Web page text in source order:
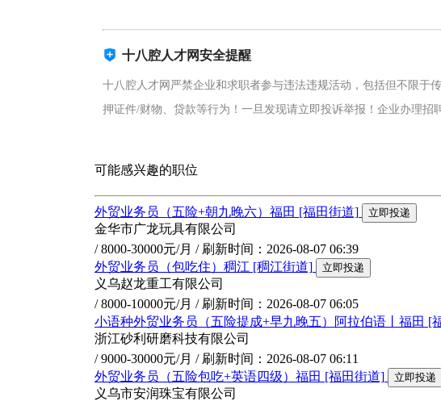
十八腔人才网安全提醒
十八腔人才网严禁企业和求职者参与违法违规活动，包括但不限于
押证件/财物、贷款等行为！一旦发现请立即投诉举报！企业办理招
可能感兴趣的职位
外贸业务员（五险+朝九晚六）福田 [福田街道] 立即投递
金华市广龙玩具有限公司
/ 8000-30000元/月 / 刷新时间：2026-08-07 06:39
外贸业务员（包吃住）稠江 [稠江街道] 立即投递
义乌赵龙重工有限公司
/ 8000-10000元/月 / 刷新时间：2026-08-07 06:05
小语种外贸业务员（五险提成+早九晚五）阿拉伯语丨福田 [
浙江砂利研磨科技有限公司
/ 9000-30000元/月 / 刷新时间：2026-08-07 06:11
外贸业务员（五险包吃+英语四级）福田 [福田街道] 立即投递
义乌市安润珠宝有限公司